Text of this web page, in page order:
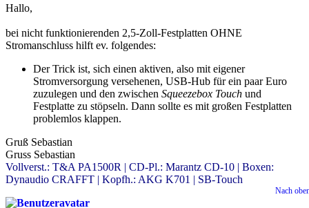
Hallo,
bei nicht funktionierenden 2,5-Zoll-Festplatten OHNE
Stromanschluss hilft ev. folgendes:
Der Trick ist, sich einen aktiven, also mit eigener
Stromversorgung versehenen, USB-Hub für ein paar Euro
zuzulegen und den zwischen Squeezebox Touch und
Festplatte zu stöpseln. Dann sollte es mit großen Festplatten
problemlos klappen.
Gruß Sebastian
Gruss Sebastian
Vollverst.: T&A PA1500R | CD-Pl.: Marantz CD-10 | Boxen:
Dynaudio CRAFFT | Kopfh.: AKG K701 | SB-Touch
Nach